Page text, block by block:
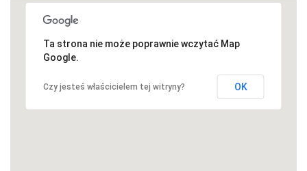
Ta strona nie może poprawnie wczytać Map
Google.
Czy jesteś właścicielem tej witryny? OK